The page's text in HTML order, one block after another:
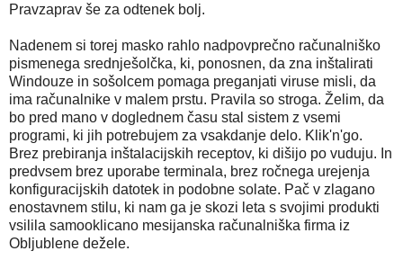
Pravzaprav še za odtenek bolj.
Nadenem si torej masko rahlo nadpovprečno računalniško
pismenega srednješolčka, ki, ponosnen, da zna inštalirati
Windouze in sošolcem pomaga preganjati viruse misli, da
ima računalnike v malem prstu. Pravila so stroga. Želim, da
bo pred mano v doglednem času stal sistem z vsemi
programi, ki jih potrebujem za vsakdanje delo. Klik'n'go.
Brez prebiranja inštalacijskih receptov, ki dišijo po vuduju. In
predvsem brez uporabe terminala, brez ročnega urejenja
konfiguracijskih datotek in podobne solate. Pač v zlagano
enostavnem stilu, ki nam ga je skozi leta s svojimi produkti
vsilila samooklicano mesijanska računalniška firma iz
Obljublene dežele.